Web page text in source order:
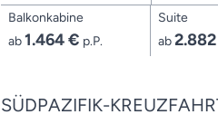
Balkonkabine
ab1.464 € p.P.
Suite
ab
SÜDPAZIFIK-